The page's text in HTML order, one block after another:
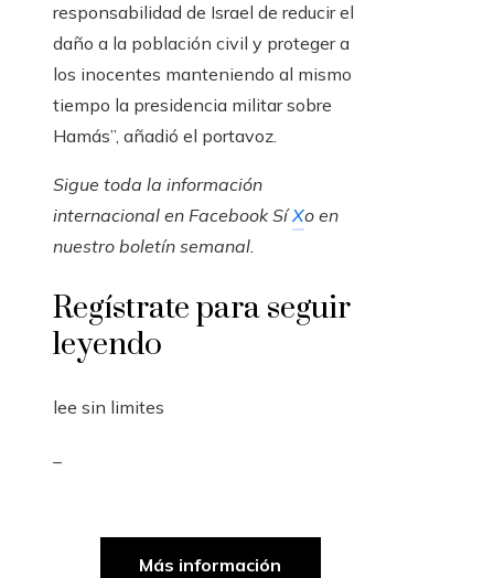
responsabilidad de Israel de reducir el
daño a la población civil y proteger a
los inocentes manteniendo al mismo
tiempo la presidencia militar sobre
Hamás”, añadió el portavoz.
Sigue toda la información
internacional en FacebookSíXo en
nuestro boletín semanal.
Regístrate para seguir
leyendo
lee sin limites
Más información